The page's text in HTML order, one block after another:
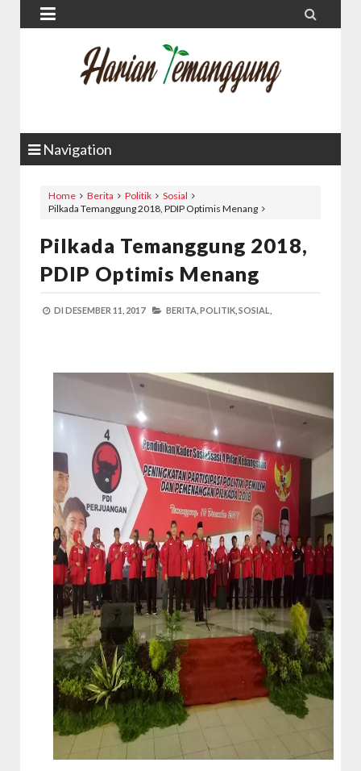
 
Navigation
Home Berita Politik
Sosial
Pilkada Temanggung 2018, PDIP Optimis Menang
Pilkada Temanggung 2018,
PDIP Optimis Menang
DI DESEMBER 11, 2017 BERITA, POLITIK, SOSIAL,